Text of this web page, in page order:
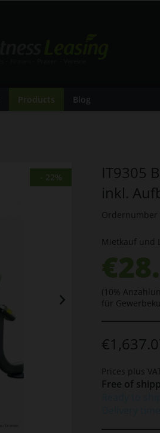
Products Blog
- 22%
IT9305
inkl.
Ordernumber
Mietkauf und
(10%
für
Prices plus
Free of